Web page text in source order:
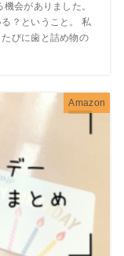
会がありました。
？ということ。 私
びに歯と詰め物の
Amazon